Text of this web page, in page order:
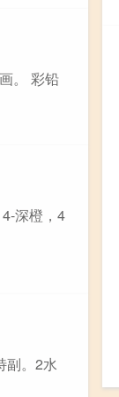
。 彩铅
深橙，4
副。2水